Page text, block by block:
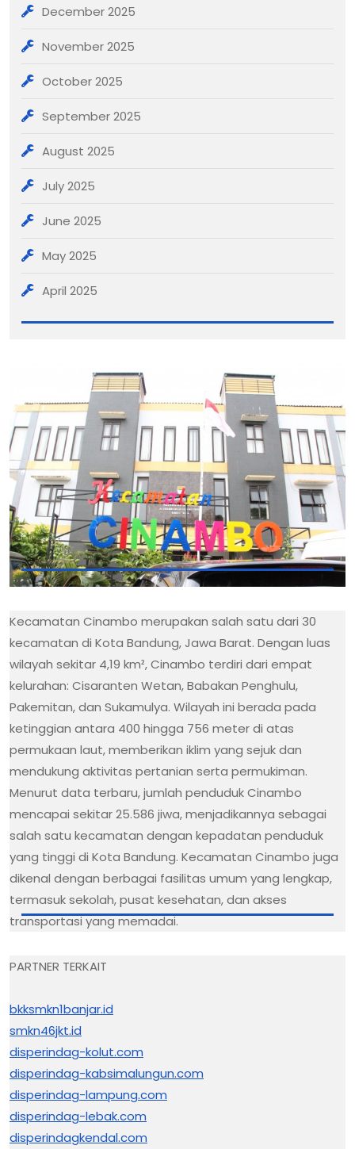
December 2025
November 2025
October 2025
September 2025
August 2025
July 2025
June 2025
May 2025
April 2025
Kecamatan Cinambo merupakan salah satu dari 30
kecamatan di Kota Bandung, Jawa Barat. Dengan luas
wilayah sekitar 4,19 km², Cinambo terdiri dari empat
kelurahan: Cisaranten Wetan, Babakan Penghulu,
Pakemitan, dan Sukamulya. Wilayah ini berada pada
ketinggian antara 400 hingga 756 meter di atas
permukaan laut, memberikan iklim yang sejuk dan
mendukung aktivitas pertanian serta permukiman.
Menurut data terbaru, jumlah penduduk Cinambo
mencapai sekitar 25.586 jiwa, menjadikannya sebagai
salah satu kecamatan dengan kepadatan penduduk
yang tinggi di Kota Bandung. Kecamatan Cinambo juga
dikenal dengan berbagai fasilitas umum yang lengkap,
termasuk sekolah, pusat kesehatan, dan akses
transportasi yang memadai.
PARTNER TERKAIT
bkksmkn1banjar.id
smkn46jkt.id
disperindag-kolut.com
disperindag-kabsimalungun.com
disperindag-lampung.com
disperindag-lebak.com
disperindagkendal.com